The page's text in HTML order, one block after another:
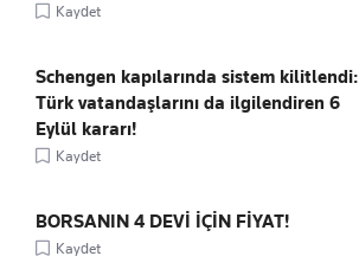
Kaydet
Schengen kapılarında sistem kilitlendi:
Türk vatandaşlarını da ilgilendiren 6
Eylül kararı!
Kaydet
BORSANIN 4 DEVİ İÇİN FİYAT!
Kaydet